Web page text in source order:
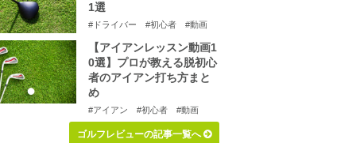
1選
#ドライバー #初心者 #動画
【アイアンレッスン動画1
0選】プロが教える脱初心
者のアイアン打ち方まと
め
#アイアン #初心者 #動画
ゴルフレビューの記事一覧へ